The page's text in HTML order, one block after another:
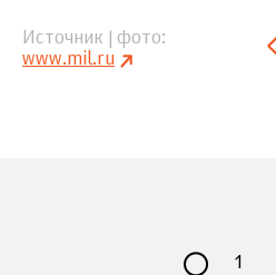
Источник | фото
www.mil.ru
1